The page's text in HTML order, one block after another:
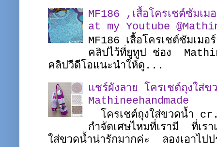
MF186 ,เสื้อโครเชต์ซัม
at my Youtube
MF186 เสื้อโครเชต์ซัมเม
คลิปไว้ที่ยูทูป ช่อง
คลิปวีดีโอแนะนำให้ดู...
แชร์ผังลาย โครเชต์ถุงใส่ข
Mathineehandmade
โครเชต์ถุงใส่ขวดน้ำ
กำจัดเศษไหมที่เรามี ที่เร
ใส่ขวดน้ำน่ารักมากค่ะ ลองเอาไ